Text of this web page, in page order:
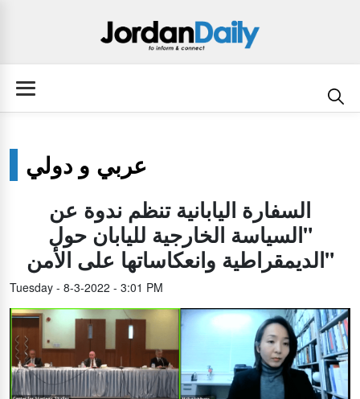
عربي و دولي
السفارة اليابانية تنظم ندوة عن
"السياسة الخارجية لليابان حول
الديمقراطية وانعكاساتها على الأمن"
Tuesday - 8-3-2022 - 3:01 PM